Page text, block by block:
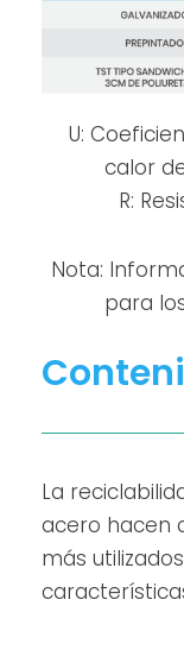
U:
calor
R:
Nota:
para
La
acero hacen
más